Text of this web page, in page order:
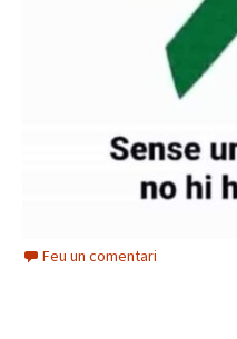
Feu un comentari